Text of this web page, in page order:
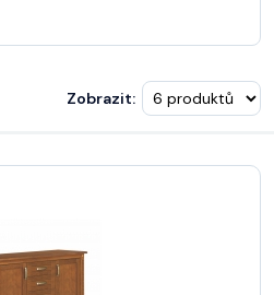
Zobrazit: